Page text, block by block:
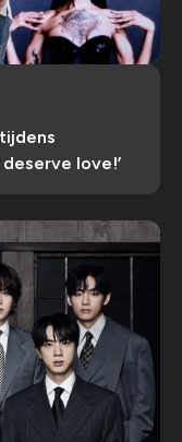
love!’